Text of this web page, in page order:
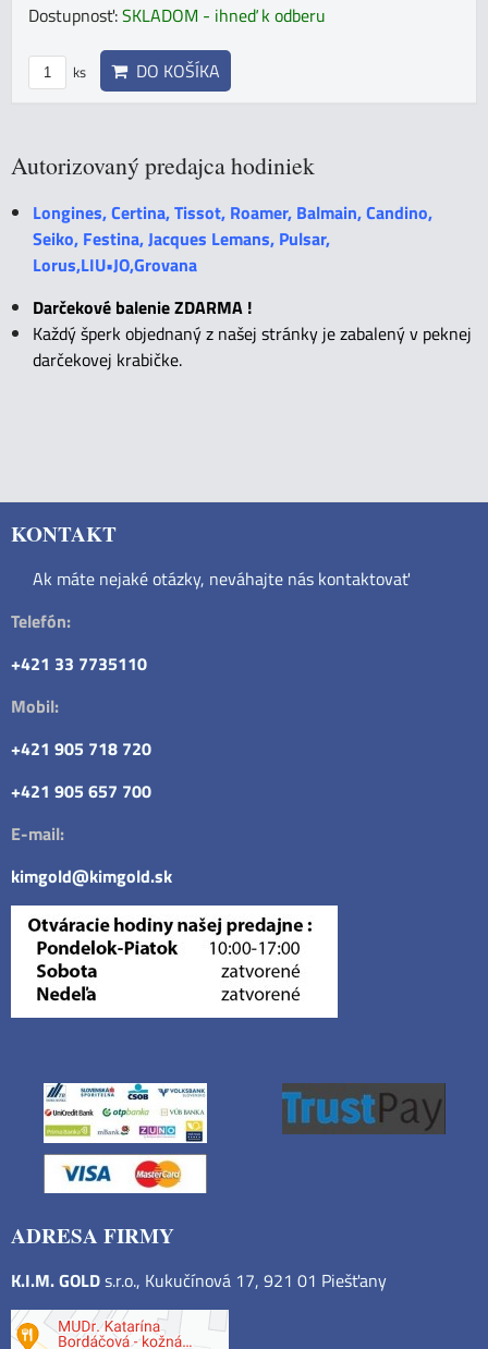
Dostupnosť:SKLADOM - ihneď k odberu
ks DO KOŠÍKA
Autorizovaný predajca hodiniek
Longines, Certina, Tissot, Roamer, Balmain, Candino,
Seiko, Festina, Jacques Lemans, Pulsar,
Lorus,LIU•JO,Grovana
Darčekové balenie ZDARMA !
Každý šperk objednaný z našej stránky je zabalený v peknej
darčekovej krabičke.
KONTAKT
Ak máte nejaké otázky, neváhajte nás kontaktovať
Telefón:
+421 33 7735110
Mobil:
+421 905 718 720
+421 905 657 700
E-mail:
kimgold@kimgold.sk
ADRESA FIRMY
K.I.M. GOLDs.r.o., Kukučínová 17, 921 01 Piešťany